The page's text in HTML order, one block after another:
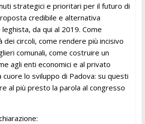
strategici e prioritari per il futuro di
credibile e alternativa
leghista, da qui al 2019. Come
dei circoli, come rendere più incisivo
comunali, come costruire un
agli enti economici e al privato
cuore lo sviluppo di Padova: su questi
al più presto la parola al congresso